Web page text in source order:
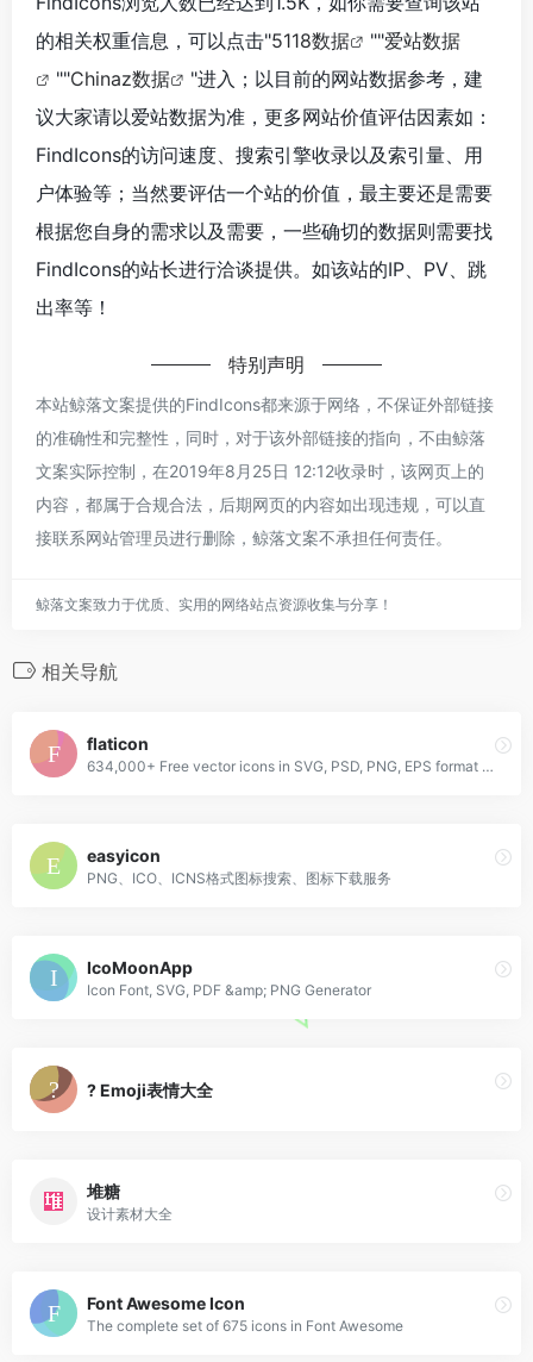
的相关权重信息，可以点击"5118数据 ""爱站数据
""Chinaz数据
"进入；以目前的网站数据参考，建
议大家请以爱站数据为准，更多网站价值评估因素如：
FindIcons的访问速度、搜索引擎收录以及索引量、用
户体验等；当然要评估一个站的价值，最主要还是需要
根据您自身的需求以及需要，一些确切的数据则需要找
FindIcons的站长进行洽谈提供。如该站的IP、PV、跳
出率等！
特别声明
本站鲸落文案提供的FindIcons都来源于网络，不保证外部链接
的准确性和完整性，同时，对于该外部链接的指向，不由鲸落
文案实际控制，在2019年8月25日 12:12收录时，该网页上的
内容，都属于合规合法，后期网页的内容如出现违规，可以直
接联系网站管理员进行删除，鲸落文案不承担任何责任。
鲸落文案致力于优质、实用的网络站点资源收集与分享！
相关导航
flaticon
634,000+ Free vector icons in SVG, PSD, PNG, EPS format or as ICON FONT.
easyicon
PNG、ICO、ICNS格式图标搜索、图标下载服务
IcoMoonApp
Icon Font, SVG, PDF &amp; PNG Generator
? Emoji表情大全
堆糖
设计素材大全
Font Awesome Icon
The complete set of 675 icons in Font Awesome